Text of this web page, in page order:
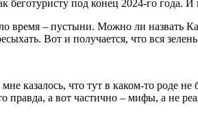
под конец 2024-го года. И
– пустыни. Можно ли назвать
Вот и получается, что вся
что тут в каком-то роде не
правда, а вот частично – мифы, а не